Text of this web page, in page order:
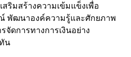
ริมสร้างความเข้มแข็งเพื่อ
พัฒนาองค์ความรู้และศักยภาพ
ดการทางการเงินอย่าง
น